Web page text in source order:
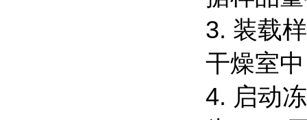
3. 装载
干燥室
4. 启动